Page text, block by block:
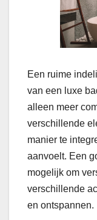
Een ruime
van een luxe
alleen meer
verschillende
manier te
aanvoelt. Een
mogelijk om
verschillende
en ontspannen.